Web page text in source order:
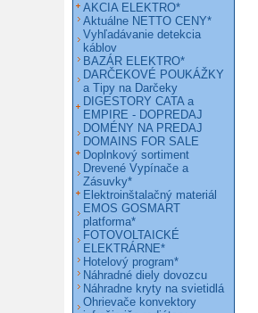
AKCIA ELEKTRO*
Aktuálne NETTO CENY*
Vyhľadávanie detekcia
káblov
BAZÁR ELEKTRO*
DARČEKOVÉ POUKÁŽKY
a Tipy na Darčeky
DIGESTORY CATA a
EMPIRE - DOPREDAJ
DOMÉNY NA PREDAJ
DOMAINS FOR SALE
Doplnkový sortiment
Drevené Vypínače a
Zásuvky*
Elektroinštalačný materiál
EMOS GOSMART
platforma*
FOTOVOLTAICKÉ
ELEKTRÁRNE*
Hotelový program*
Náhradné diely dovozcu
Náhradne kryty na svietidlá
Ohrievače konvektory